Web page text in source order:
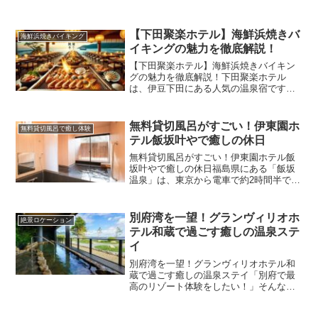
海鮮浜焼きバイキング
【下田聚楽ホテル】海鮮浜焼きバ
イキングの魅力を徹底解説！
【下田聚楽ホテル】海鮮浜焼きバイキン
グの魅力を徹底解説！下田聚楽ホテル
は、伊豆下田にある人気の温泉宿です。
のバイキングですが、新鮮な魚介類を自
分で焼いて食べられるというユ...
無料貸切風呂で癒し体験
無料貸切風呂がすごい！伊東園ホ
テル飯坂叶やで癒しの休日
無料貸切風呂がすごい！伊東園ホテル飯
坂叶やで癒しの休日福島県にある「飯坂
温泉」は、東京から電車で約2時間半で行
ごろな価格とサービスの良さでリピータ
ーも多い人気宿です。中...
絶景ロケーション
別府湾を一望！グランヴィリオホ
テル和蔵で過ごす癒しの温泉ステ
イ
別府湾を一望！グランヴィリオホテル和
蔵で過ごす癒しの温泉ステイ「別府で最
高のリゾート体験をしたい！」そんな方